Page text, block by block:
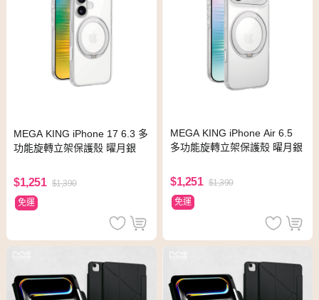
MEGA KING iPhone 17 6.3 多
功能旋轉立架保護殼 曜月銀
$1,251 $1,390
免運
MEGA KING iPhone Air 6.5
多功能旋轉立架保護殼 曜月銀
$1,251 $1,390
免運